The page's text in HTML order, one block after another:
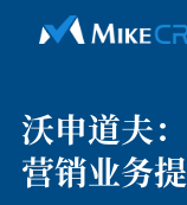
沃申道夫：
营销业务